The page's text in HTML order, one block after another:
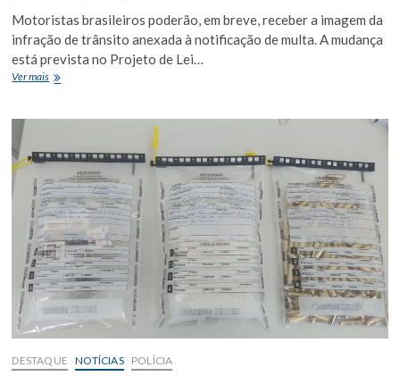
Motoristas brasileiros poderão, em breve, receber a imagem da
infração de trânsito anexada à notificação de multa. A mudança
está prevista no Projeto de Lei…
Ver maisMotoristas
foto
infração
junto
com
multa
de
trânsito
DESTAQUE NOTÍCIAS POLÍCIA